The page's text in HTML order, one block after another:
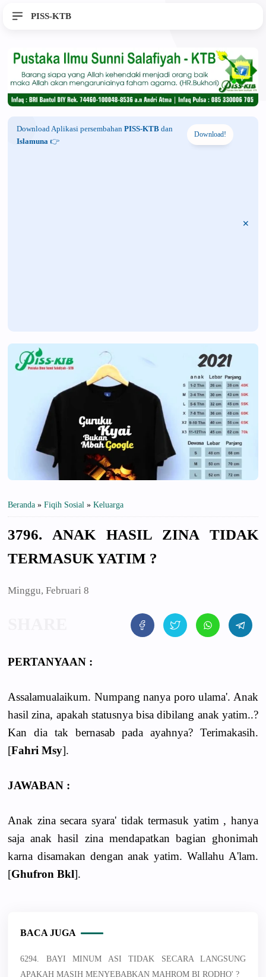
PISS-KTB
Download Aplikasi persembahan PISS-KTB dan
Islamuna 👉
Download!
Beranda » Fiqih Sosial » Keluarga
3796. ANAK HASIL ZINA TIDAK
TERMASUK YATIM ?
Minggu, Februari 8
PERTANYAAN :
Assalamualaikum. Numpang nanya poro ulama'. Anak
hasil zina, apakah statusnya bisa dibilang anak yatim..?
Kan dia tak bernasab pada ayahnya? Terimakasih.
[Fahri Msy].
JAWABAN :
Anak zina secara syara' tidak termasuk yatim , hanya
saja anak hasil zina mendapatkan bagian ghonimah
karna disamakan dengan anak yatim. Wallahu A'lam.
[Ghufron Bkl].
BACA JUGA
6294. BAYI MINUM ASI TIDAK SECARA LANGSUNG
APAKAH MASIH MENYEBABKAN MAHROM BI RODHO' ?